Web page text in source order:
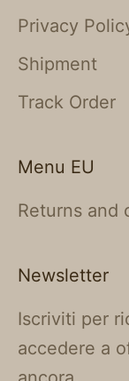
Privacy
Shipment
Track Order
Menu EU
Returns and
Newsletter
Iscriviti per
accedere a